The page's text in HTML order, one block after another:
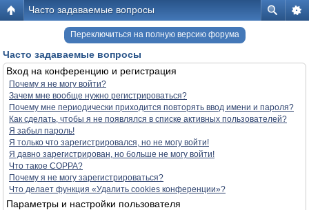
Часто задаваемые вопросы
Переключиться на полную версию форума
Часто задаваемые вопросы
Вход на конференцию и регистрация
Почему я не могу войти?
Зачем мне вообще нужно регистрироваться?
Почему мне периодически приходится повторять ввод имени и пароля?
Как сделать, чтобы я не появлялся в списке активных пользователей?
Я забыл пароль!
Я только что зарегистрировался, но не могу войти!
Я давно зарегистрирован, но больше не могу войти!
Что такое COPPA?
Почему я не могу зарегистрироваться?
Что делает функция «Удалить cookies конференции»?
Параметры и настройки пользователя